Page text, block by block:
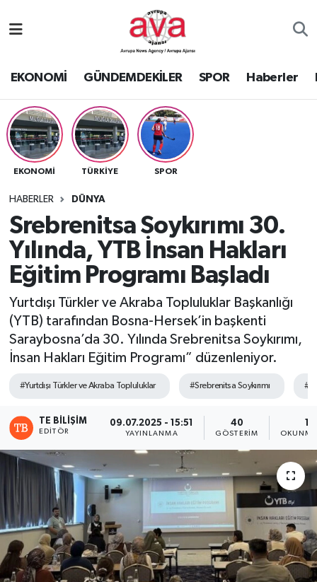
EKONOMİ GÜNDEMDEKİLER SPOR Haberler
EKONOMİ TÜRKİYE SPOR
HABERLER DÜNYA
Srebrenitsa Soykırımı 30.
Yılında, YTB İnsan Hakları
Eğitim Programı Başladı
Yurtdışı Türkler ve Akraba Topluluklar Başkanlığı
(YTB) tarafından Bosna-Hersek’in başkenti
Saraybosna’da 30. Yılında Srebrenitsa Soykırımı,
İnsan Hakları Eğitim Programı” düzenleniyor.
#Yurtdışı Türkler ve Akraba Topluluklar #Srebrenitsa Soykırımı
TE BILIŞIM
EDITÖR
09.07.2025 - 15:51
YAYINLANMA
40
GÖSTERIM
1
Nöbetçi Eczaneler
Namaz Vakitleri
Trafik Durumu
Süper Lig Puan Durumu ve Fikstür
Tüm Manşetler
Son Dakika Haberleri
Haber Arşivi